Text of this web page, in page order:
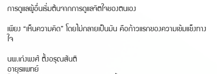
การดูแลผู้อื่นเริ่มต้นจากการดูแลจิตใจของตนเอง
เพียง “เห็นความคิด” โดยไม่กลายเป็นมัน คือก้าวแรกของความเข้มแข็งทาง
ใจ
นพ.เก่งพงศ์ ตั้งอรุณสันติ
อายุรแพทย์